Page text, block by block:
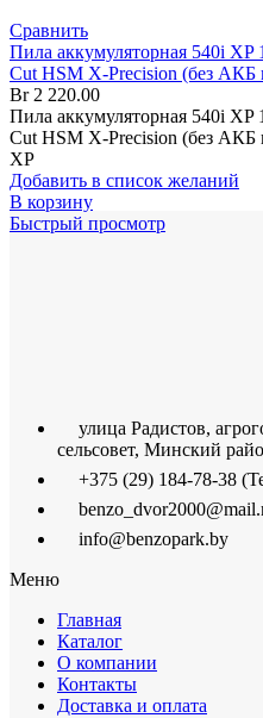
Сравнить
Пила аккумуляторная 540i
Cut HSM X-Precision (без АКБ
Br2 220.00
Пила аккумуляторная 540i
Cut HSM X-Precision (без АКБ
XP
Добавить в список желаний
В корзину
Быстрый просмотр
улица Радистов,
сельсовет, Минский
+375 (29) 184-78-38
info@benzopark.by
Меню
Главная
Каталог
О компании
Контакты
Доставка и оплата